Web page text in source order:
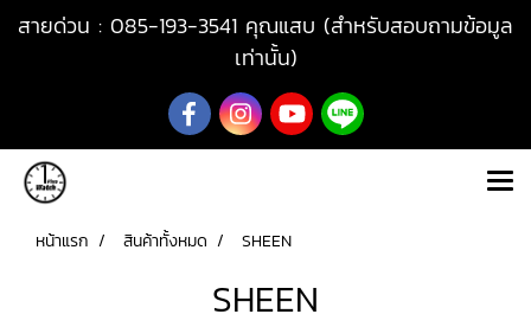
สายด่วน : 085-193-3541 คุณแสบ (สำหรับสอบถามข้อมูล
เท่านั้น)
หน้าแรก สินค้าทั้งหมด SHEEN
SHEEN